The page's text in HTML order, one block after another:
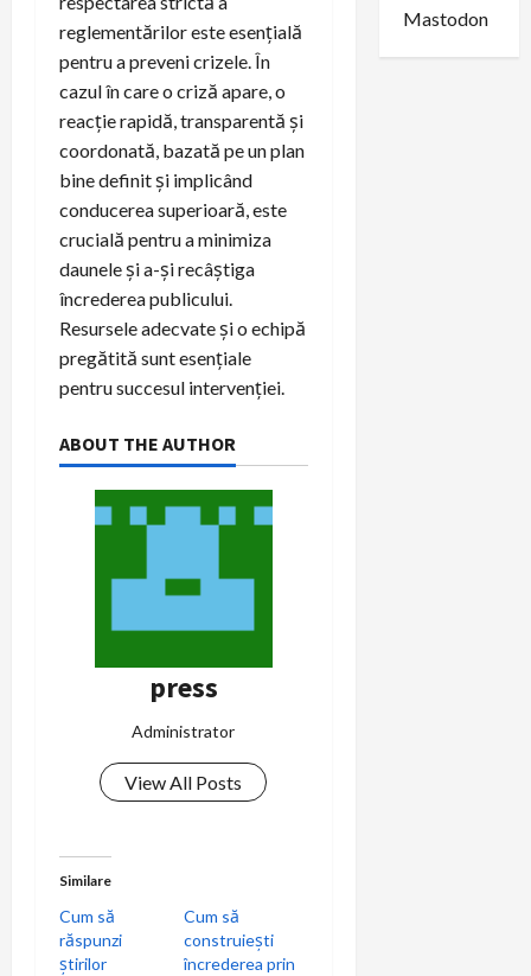
reglementărilor este esențială
pentru a preveni crizele. În
cazul în care o criză apare, o
reacție rapidă, transparentă și
coordonată, bazată pe un plan
bine definit și implicând
conducerea superioară, este
crucială pentru a minimiza
daunele și a-și recâștiga
încrederea publicului.
Resursele adecvate și o echipă
pregătită sunt esențiale
pentru succesul intervenției.
ABOUT THE AUTHOR
press
Administrator
View All Posts
Similare
Cum să
răspunzi
știrilor
Cum să
construiești
încrederea prin
Mastodon